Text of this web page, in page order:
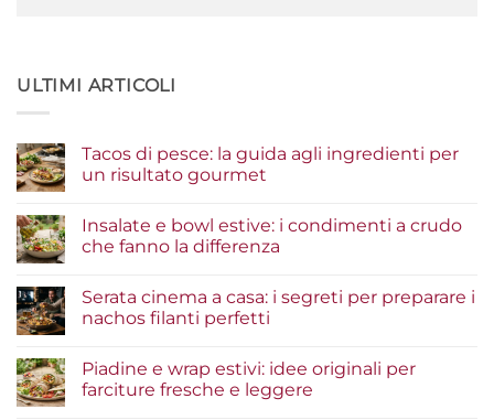
ULTIMI ARTICOLI
Tacos di pesce: la guida agli ingredienti per
un risultato gourmet
su
Tacos
di
guida
agli
ingredienti
risultato
gourmet
Insalate e bowl estive: i condimenti a crudo
che fanno la differenza
su
Insalate
e
condimenti
a
Serata cinema a casa: i segreti per preparare i
nachos filanti perfetti
su
Serata
cinema
Piadine e wrap estivi: idee originali per
farciture fresche e leggere